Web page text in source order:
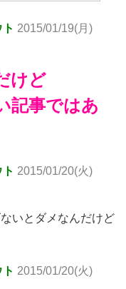
2015/01/19(月)
けど
記事ではあ
2015/01/20(火)
いとダメなんだけど
2015/01/20(火)